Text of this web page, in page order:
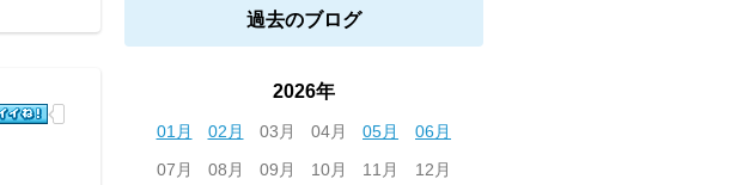
過去のブログ
2026年
01月 02月 03月 04月 05月
06月
07月
08月 09月 10月 11月 12月